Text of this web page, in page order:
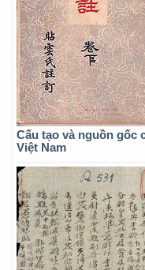
Cấu tạo và nguồn gốc
Việt Nam